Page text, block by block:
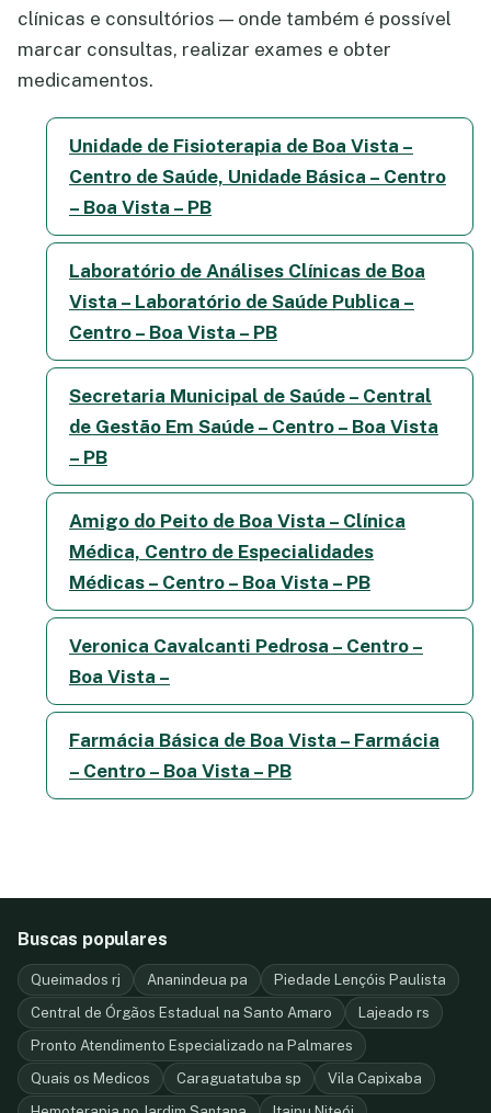
clínicas e consultórios — onde também é possível
marcar consultas, realizar exames e obter
medicamentos.
Unidade de Fisioterapia de Boa Vista –
Centro de Saúde, Unidade Básica – Centro
– Boa Vista – PB
Laboratório de Análises Clínicas de Boa
Vista – Laboratório de Saúde Publica –
Centro – Boa Vista – PB
Secretaria Municipal de Saúde – Central
de Gestão Em Saúde – Centro – Boa Vista
– PB
Amigo do Peito de Boa Vista – Clínica
Médica, Centro de Especialidades
Médicas – Centro – Boa Vista – PB
Veronica Cavalcanti Pedrosa – Centro –
Boa Vista –
Farmácia Básica de Boa Vista – Farmácia
– Centro – Boa Vista – PB
Buscas populares
Queimados rj Ananindeua pa
Piedade Lençóis Paulista
Central de Órgãos Estadual na Santo Amaro
Lajeado rs
Pronto Atendimento Especializado na Palmares
Quais os Medicos
Caraguatatuba sp
Vila Capixaba